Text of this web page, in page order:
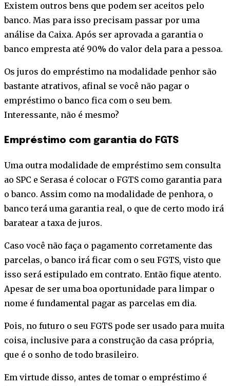
Existem outros bens que podem ser aceitos pelo
banco. Mas para isso precisam passar por uma
análise da Caixa. Após ser aprovada a garantia o
banco empresta até 90% do valor dela para a pessoa.
Os juros do empréstimo na modalidade penhor são
bastante atrativos, afinal se você não pagar o
empréstimo o banco fica com o seu bem.
Interessante, não é mesmo?
Empréstimo com garantia do FGTS
Uma outra modalidade de empréstimo sem consulta
ao SPC e Serasa é colocar o FGTS como garantia para
o banco. Assim como na modalidade de penhora, o
banco terá uma garantia real, o que de certo modo irá
baratear a taxa de juros.
Caso você não faça o pagamento corretamente das
parcelas, o banco irá ficar com o seu FGTS, visto que
isso será estipulado em contrato. Então fique atento.
Apesar de ser uma boa oportunidade para limpar o
nome é fundamental pagar as parcelas em dia.
Pois, no futuro o seu FGTS pode ser usado para muita
coisa, inclusive para a construção da casa própria,
que é o sonho de todo brasileiro.
Em virtude disso, antes de tomar o empréstimo é